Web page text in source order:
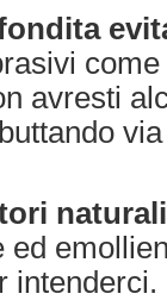
avresti
naturali
ed
intenderci.